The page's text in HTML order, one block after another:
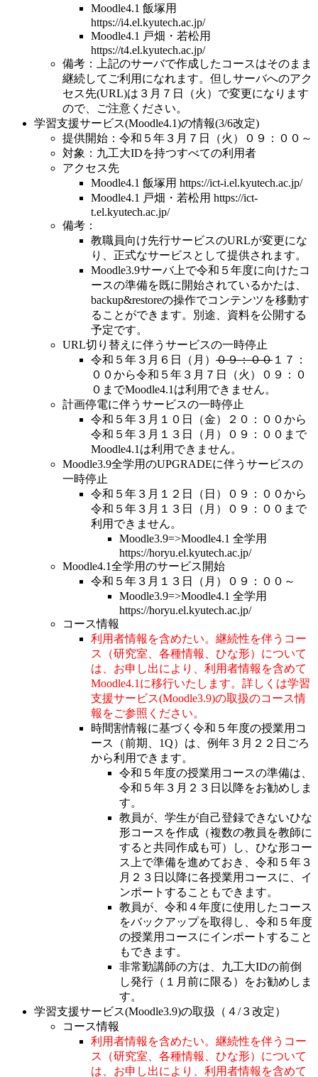
Moodle4.1 飯塚用
https://i4.el.kyutech.ac.jp/
Moodle4.1 戸畑・若松用
https://t4.el.kyutech.ac.jp/
備考：上記のサーバで作成したコースはそのまま
継続してご利用になれます。但しサーバへのアク
セス先(URL)は３月７日（火）で変更になります
ので、ご注意ください。
学習支援サービス(Moodle4.1)の情報(3/6改定)
提供開始：令和５年３月７日（火）０９：００～
対象：九工大IDを持つすべての利用者
アクセス先
Moodle4.1 飯塚用 https://ict-i.el.kyutech.ac.jp/
Moodle4.1 戸畑・若松用 https://ict-
t.el.kyutech.ac.jp/
備考：
教職員向け先行サービスのURLが変更にな
り、正式なサービスとして提供されます。
Moodle3.9サーバ上で令和５年度に向けたコ
ースの準備を既に開始されているかたは、
backup&restoreの操作でコンテンツを移動す
ることができます。別途、資料を公開する
予定です。
URL切り替えに伴うサービスの一時停止
令和５年３月６日（月） ０９：００ １７：
００から令和５年３月７日（火）０９：０
０までMoodle4.1は利用できません。
計画停電に伴うサービスの一時停止
令和５年３月１０日（金）２０：００から
令和５年３月１３日（月）０９：００まで
Moodle4.1は利用できません。
Moodle3.9全学用のUPGRADEに伴うサービスの
一時停止
令和５年３月１２日（日）０９：００から
令和５年３月１３日（月）０９：００まで
利用できません。
Moodle3.9=>Moodle4.1 全学用
https://horyu.el.kyutech.ac.jp/
Moodle4.1全学用のサービス開始
令和５年３月１３日（月）０９：００～
Moodle3.9=>Moodle4.1 全学用
https://horyu.el.kyutech.ac.jp/
コース情報
利用者情報を含めたい。継続性を伴うコー
ス（研究室、各種情報、ひな形）について
は、お申し出により、利用者情報を含めて
Moodle4.1に移行いたします。詳しくは学習
支援サービス(Moodle3.9)の取扱のコース情
報をご参照ください。
時間割情報に基づく令和５年度の授業用コ
ース（前期、1Q）は、例年３月２２日ごろ
から利用できます。
令和５年度の授業用コースの準備は、
令和５年３月２３日以降をお勧めしま
す。
教員が、学生が自己登録できないひな
形コースを作成（複数の教員を教師に
すると共同作成も可）し、ひな形コー
ス上で準備を進めておき、令和５年３
月２３日以降に各授業用コースに、イ
ンポートすることもできます。
教員が、令和４年度に使用したコース
をバックアップを取得し、令和５年度
の授業用コースにインポートすること
もできます。
非常勤講師の方は、九工大IDの前倒
し発行（１月前に限る）をお勧めしま
す。
学習支援サービス(Moodle3.9)の取扱（４/３改定）
コース情報
利用者情報を含めたい。継続性を伴うコー
ス（研究室、各種情報、ひな形）について
は、お申し出により、利用者情報を含めて